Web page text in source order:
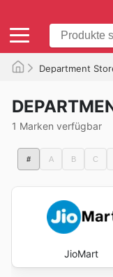
Department
1 Marken verfügbar
# A B C
JioMart